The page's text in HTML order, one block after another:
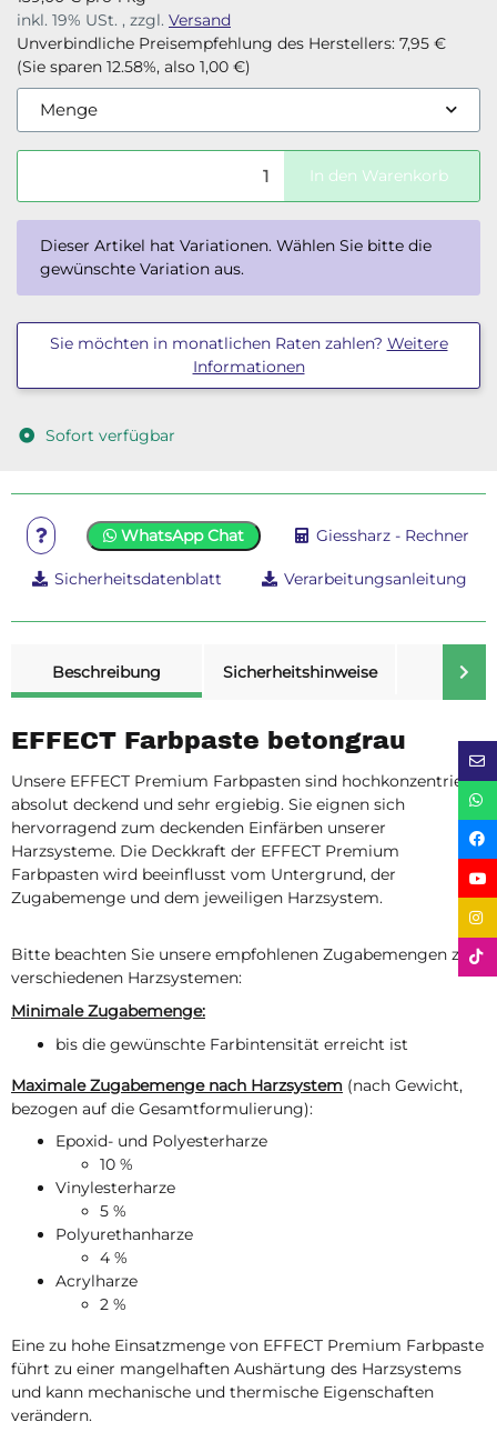
inkl. 19% USt. , zzgl. Versand
Unverbindliche Preisempfehlung des Herstellers: 7,95 €
(Sie sparen 12.58%, also 1,00 €)
Menge
In den Warenkorb
x
Dieser Artikel hat Variationen. Wählen Sie bitte die
gewünschte Variation aus.
Sie möchten in monatlichen Raten zahlen? Weitere
Informationen
Sofort verfügbar
WhatsApp Chat Giessharz - Rechner
Sicherheitsdatenblatt Verarbeitungsanleitung
Beschreibung
Sicherheitshinweise
EFFECT Farbpaste betongrau
Unsere EFFECT Premium Farbpasten sind hochkonzentriert,
absolut deckend und sehr ergiebig. Sie eignen sich
hervorragend zum deckenden Einfärben unserer
Harzsysteme. Die Deckkraft der EFFECT Premium
Farbpasten wird beeinflusst vom Untergrund, der
Zugabemenge und dem jeweiligen Harzsystem.
Bitte beachten Sie unsere empfohlenen Zugabemengen zu
verschiedenen Harzsystemen:
Minimale Zugabemenge:
bis die gewünschte Farbintensität erreicht ist
Maximale Zugabemenge nach Harzsystem (nach Gewicht,
bezogen auf die Gesamtformulierung):
Epoxid- und Polyesterharze
10 %
Vinylesterharze
5 %
Polyurethanharze
4 %
Acrylharze
2 %
Eine zu hohe Einsatzmenge von EFFECT Premium Farbpaste
führt zu einer mangelhaften Aushärtung des Harzsystems
und kann mechanische und thermische Eigenschaften
verändern.